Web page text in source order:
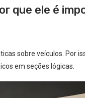
que ele é
sobre veículos. Por
em seções lógicas.